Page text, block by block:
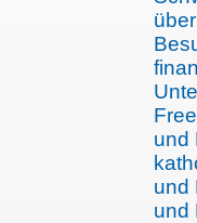
und
und
und